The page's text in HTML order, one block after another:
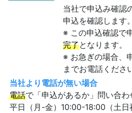
当社で申込み確認
申込を確認します。
※ この申込確認で
完了となります。
※ お急ぎの場合、
までお電話くださ
当社より電話が無い場合
電話で「申込があるか」問い合わ
平日（月-金）10:00-18:00（土日